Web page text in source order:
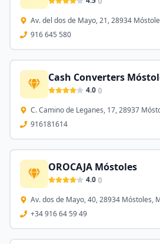
Av. del dos de Mayo, 21, 28934
916 645 580
Cash Converters
4.0 ()
C. Camino de Leganes, 17, 28937
916181614
OROCAJA Móstoles
4.0 ()
Av. dos de Mayo, 40, 28934 Móstoles,
+34 916 64 59 49